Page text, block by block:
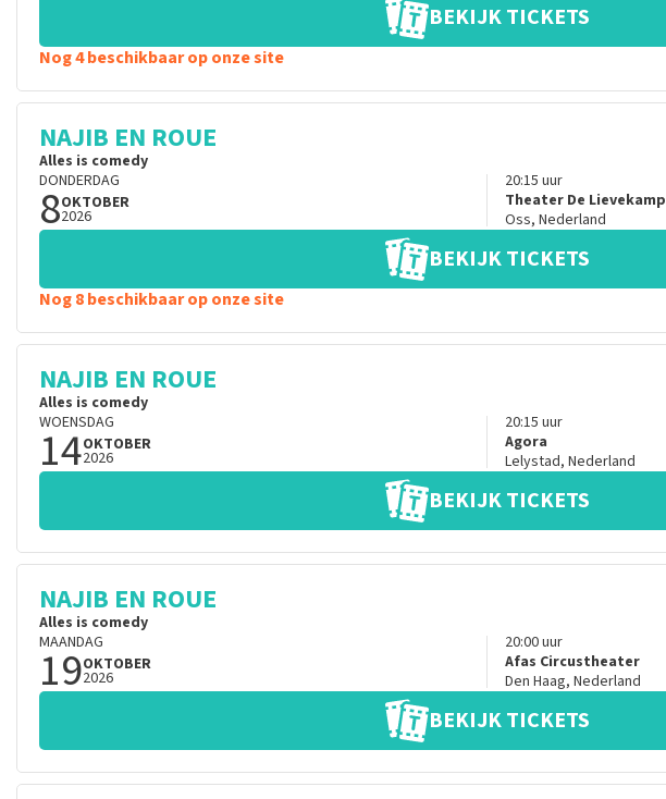
BEKIJK TICKETS
Nog 4 beschikbaar op onze site
NAJIB EN ROUE
Alles is comedy
DONDERDAG
8OKTOBER
2026
20:15 uur
Theater De Lievekamp
Oss, Nederland
BEKIJK TICKETS
Nog 8 beschikbaar op onze site
NAJIB EN ROUE
Alles is comedy
WOENSDAG
14OKTOBER
2026
20:15 uur
Agora
Lelystad, Nederland
BEKIJK TICKETS
NAJIB EN ROUE
Alles is comedy
MAANDAG
19OKTOBER
2026
20:00uur
Afas Circustheater
Den Haag, Nederland
BEKIJK TICKETS